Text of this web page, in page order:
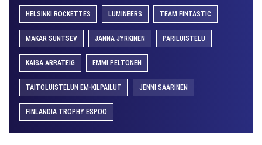
HELSINKI ROCKETTES LUMINEERS TEAM FINTASTIC
MAKAR SUNTSEV JANNA JYRKINEN PARILUISTELU
KAISA ARRATEIG EMMI PELTONEN
TAITOLUISTELUN EM-KILPAILUT JENNI SAARINEN
FINLANDIA TROPHY ESPOO